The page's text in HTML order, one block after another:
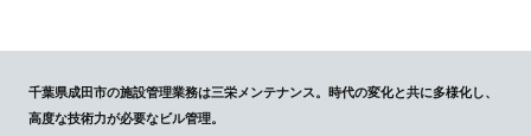
千葉県成田市の施設管理業務は三栄メンテナンス。時代の変化と共に多様化し、
高度な技術力が必要なビル管理。